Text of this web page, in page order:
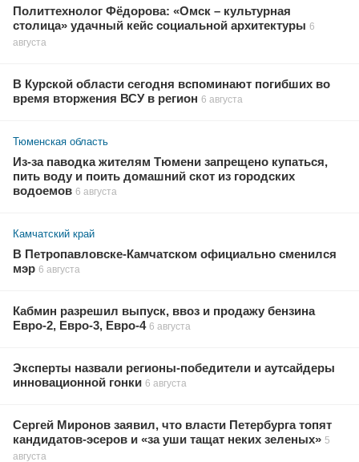
Политтехнолог Фёдорова: «Омск – культурная
столица» удачный кейс социальной архитектуры 6
августа
В Курской области сегодня вспоминают погибших во
время вторжения ВСУ в регион 6 августа
Тюменская область
Из-за паводка жителям Тюмени запрещено купаться,
пить воду и поить домашний скот из городских
водоемов 6 августа
Камчатский край
В Петропавловске-Камчатском официально сменился
мэр 6 августа
Кабмин разрешил выпуск, ввоз и продажу бензина
Евро-2, Евро-3, Евро-4 6 августа
Эксперты назвали регионы-победители и аутсайдеры
инновационной гонки 6 августа
Сергей Миронов заявил, что власти Петербурга топят
кандидатов-эсеров и «за уши тащат неких зеленых» 5
августа